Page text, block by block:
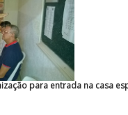
para entrada na casa